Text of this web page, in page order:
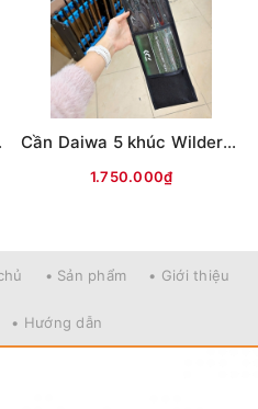
Cần Daiwa 5 khúc Wilderness X 23(WD)
1.750.000₫
• Sản phẩm • Giới thiệu
• Hướng dẫn